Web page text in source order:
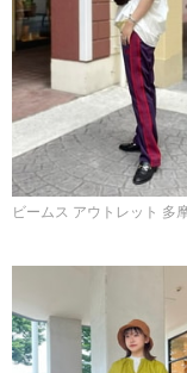
ビームス アウトレット 多